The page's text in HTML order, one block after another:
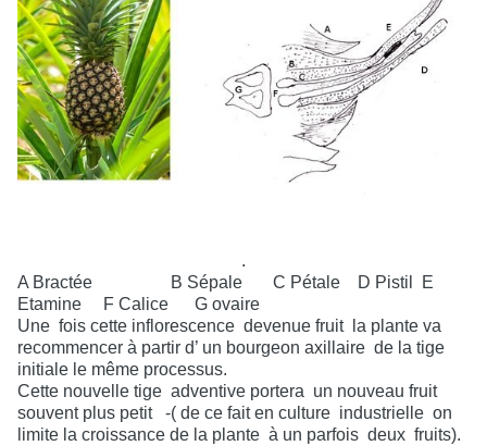
.
A Bractée
B Sépale C Pétale D Pistil
E
Etamine
F Calice G ovaire
Une fois cette inflorescence devenue fruit
la plante va
recommencer à partir d’ un bourgeon axillaire de la tige
initiale le même processus.
Cette nouvelle tige adventive portera un nouveau fruit
souvent plus petit
-( de ce fait en culture industrielle on
limite la croissance de la plante à un parfois deux fruits).